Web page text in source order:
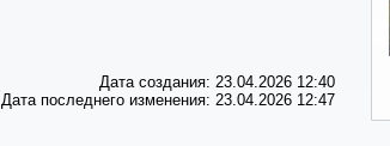
Дата создания: 23.04.2026 12:40
Дата последнего изменения: 23.04.2026 12:47